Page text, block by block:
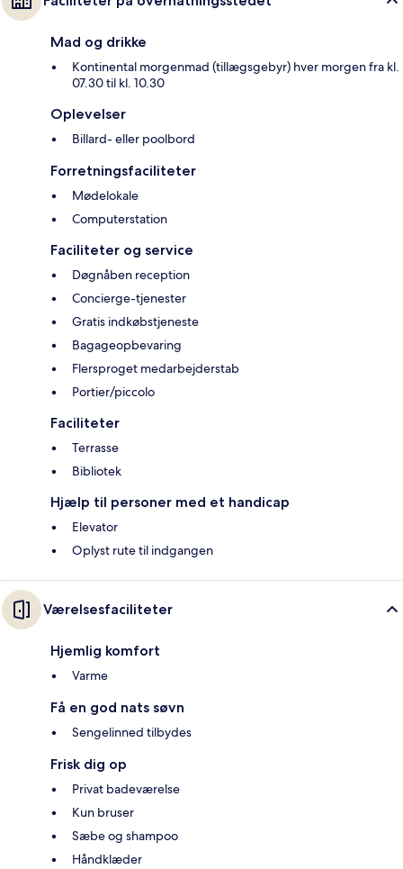
Mad og drikke
Kontinental morgenmad (tillægsgebyr) hver morgen fra kl.
07.30 til kl. 10.30
Oplevelser
Billard- eller poolbord
Forretningsfaciliteter
Mødelokale
Computerstation
Faciliteter og service
Døgnåben reception
Concierge-tjenester
Gratis indkøbstjeneste
Bagageopbevaring
Flersproget medarbejderstab
Portier/piccolo
Faciliteter
Terrasse
Bibliotek
Hjælp til personer med et handicap
Elevator
Oplyst rute til indgangen
Værelsesfaciliteter
Hjemlig komfort
Varme
Få en god nats søvn
Sengelinned tilbydes
Frisk dig op
Privat badeværelse
Kun bruser
Sæbe og shampoo
Håndklæder